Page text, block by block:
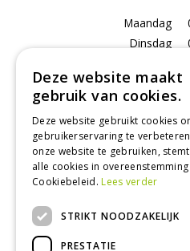
Maandag
Dinsdag
Donderdag
Vrijdag
Zaterdag
Zondag
Toon alle
Deze website maakt
gebruik van cookies.
Deze website gebruikt cookies
gebruikerservaring te
onze website te gebruiken,
alle cookies in
Cookiebeleid.Lees verder
STRIKT NOODZAKELIJK
PRESTATIE